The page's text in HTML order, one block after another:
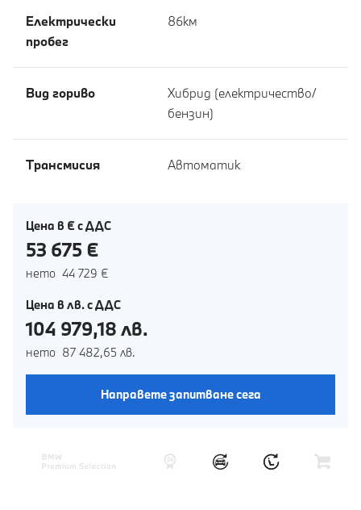
Eлектрически
пробег
86км
Вид гориво
Хибрид (електричество/
бензин)
Tрансмисия Автоматик
Цена в € с ДДС
53 675 €
нето 44 729 €
Цена в лв. с ДДС
104 979,18 лв.
нето 87 482,65 лв.
Направете запитване сега